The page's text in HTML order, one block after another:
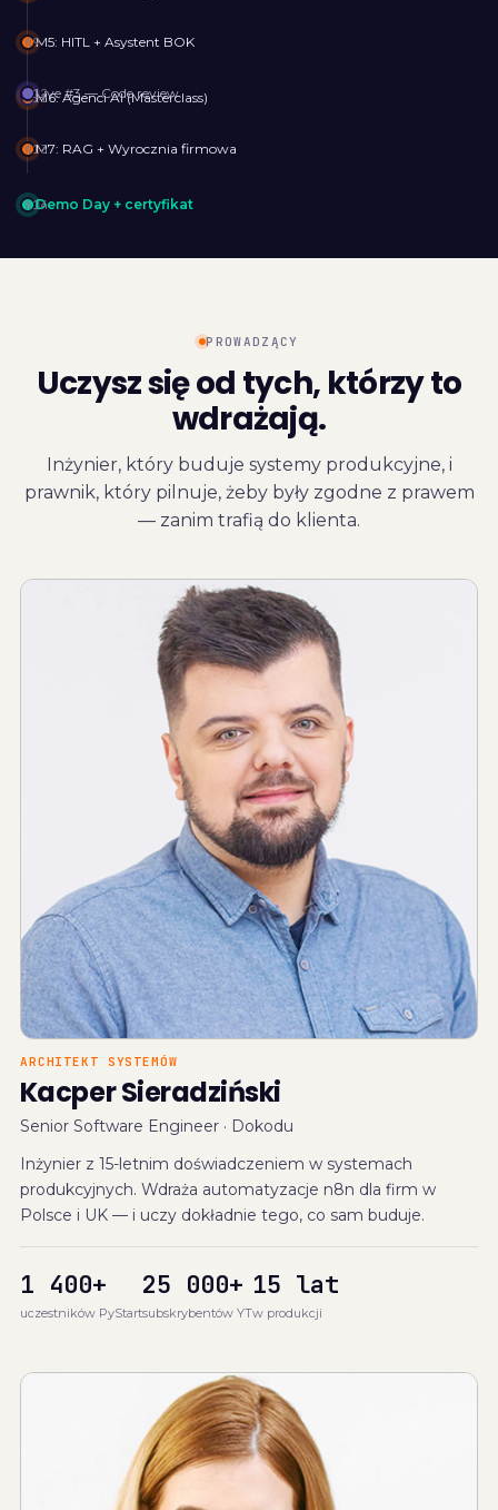
M5: HITL + Asystent BOK
M6: Agenci AI (Masterclass)
Live #3 — Code review
M7: RAG + Wyrocznia firmowa
Demo Day + certyfikat
PROWADZĄCY
Uczysz się od tych, którzy to
wdrażają.
Inżynier, który buduje systemy produkcyjne, i
prawnik, który pilnuje, żeby były zgodne z prawem
— zanim trafią do klienta.
ARCHITEKT SYSTEMÓW
Kacper Sieradziński
Senior Software Engineer · Dokodu
Inżynier z 15-letnim doświadczeniem w systemach
produkcyjnych. Wdraża automatyzacje n8n dla firm w
Polsce i UK — i uczy dokładnie tego, co sam buduje.
1 400+
uczestników PyStart
25 000+
subskrybentów YT
15 lat
w produkcji